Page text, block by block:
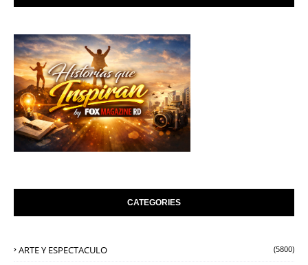
CATEGORIES
ARTE Y ESPECTACULO (5800)